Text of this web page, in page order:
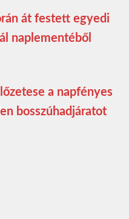
át festett egyedi
naplementéből
a napfényes
bosszúhadjáratot